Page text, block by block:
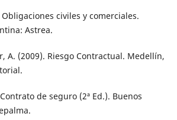
Obligaciones civiles y comerciales.
Astrea.
A. (2009). Riesgo Contractual. Medellín,
de seguro (2ª Ed.). Buenos